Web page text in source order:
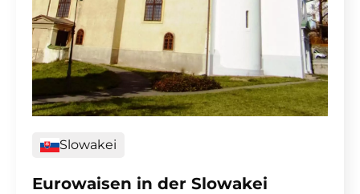
Slowakei
Eurowaisen in der Slowakei